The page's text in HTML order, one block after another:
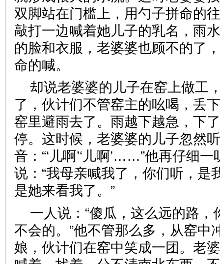
双脚站在门槛上，用勺子拼命的
敲打一边喊着她儿子的乳名，雨
的脸和衣服，老婆婆也顾不的了
命的喊。
却说老婆婆的儿子在窑上做工
了，伙计们不管窑主的吆喝，丢
窑里避雨去了。雨越下越急，下
停。这时候，老婆婆的儿子忽然
音：“‘儿啊’‘儿啊’……”他再仔细一
说：“我母亲喊我了，你们听，是
是她来看我了。”
一人说：“傻瓜，这么远的路
不会的。”他不管那么多，从窑中
娘，伙计们在窑中笑成一团。老